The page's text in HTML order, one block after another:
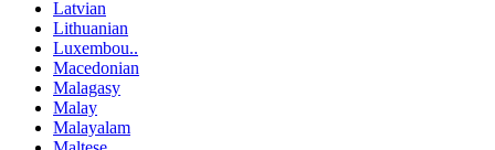
Latvian
Lithuanian
Luxembou..
Macedonian
Malagasy
Malay
Malayalam